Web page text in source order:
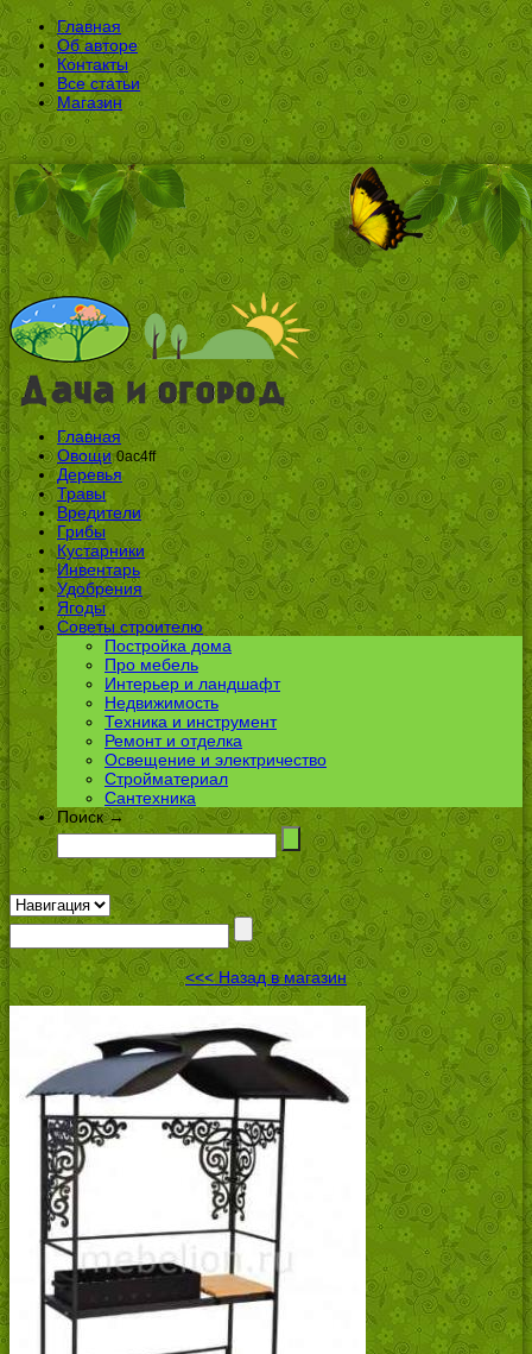
Главная
Об авторе
Контакты
Все статьи
Магазин
Главная
Овощи 0ac4ff
Деревья
Травы
Вредители
Грибы
Кустарники
Инвентарь
Удобрения
Ягоды
Советы строителю
Постройка дома
Про мебель
Интерьер и ландшафт
Недвижимость
Техника и инструмент
Ремонт и отделка
Освещение и электричество
Стройматериал
Сантехника
Поиск →
<<< Назад в магазин